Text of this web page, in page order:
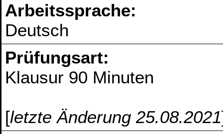
Arbeitssprache:
Deutsch
Prüfungsart:
Klausur 90 Minuten
[letzte Änderung 25.08.2021